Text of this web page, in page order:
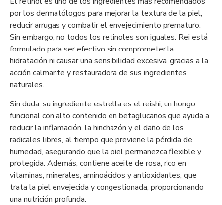
por los dermatólogos para mejorar la textura de la piel,
reducir arrugas y combatir el envejecimiento prematuro.
Sin embargo, no todos los retinoles son iguales. Rei está
formulado para ser efectivo sin comprometer la
hidratación ni causar una sensibilidad excesiva, gracias a la
acción calmante y restauradora de sus ingredientes
naturales.
Sin duda, su ingrediente estrella es el reishi, un hongo
funcional con alto contenido en betaglucanos que ayuda a
reducir la inflamación, la hinchazón y el daño de los
radicales libres, al tiempo que previene la pérdida de
humedad, asegurando que la piel permanezca flexible y
protegida. Además, contiene aceite de rosa, rico en
vitaminas, minerales, aminoácidos y antioxidantes, que
trata la piel envejecida y congestionada, proporcionando
una nutrición profunda.